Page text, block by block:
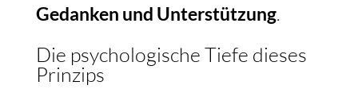
Gedanken und Unterstützung.
Die psychologische Tiefe dieses
Prinzips